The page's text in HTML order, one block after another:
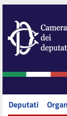
Deputati